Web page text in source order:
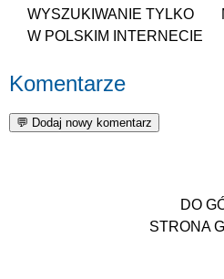
WYSZUKIWANIE TYLKO
W POLSKIM INTERNECIE
Komentarze
DO
STRONA